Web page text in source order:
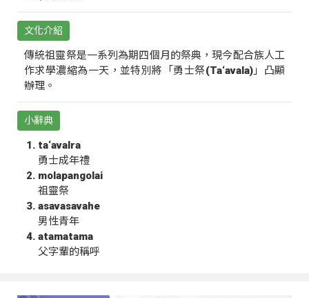
文化介紹
傳統祖靈祭是一系列為期四個月的祭典，現今配合族人工
作求學濃縮為一天，並特別將「勇士祭(Ta‘avala)」凸顯
辦理。
小辭典
ta‘avalra
勇士成年禮
molapangolai
祖靈祭
asavasavahe
男性青年
atamatama
父字輩的稱呼